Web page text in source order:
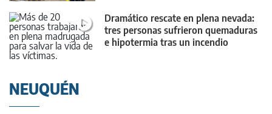
Dramático rescate en plena nevada:
tres personas sufrieron quemaduras
e hipotermia tras un incendio
NEUQUÉN